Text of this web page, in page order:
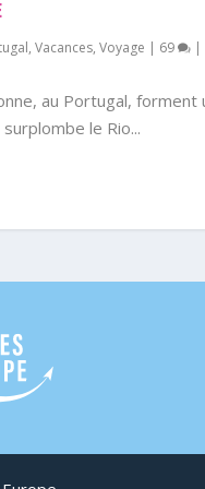
,Vacances,Voyage | 69 |
au Portugal, forment
le Rio...